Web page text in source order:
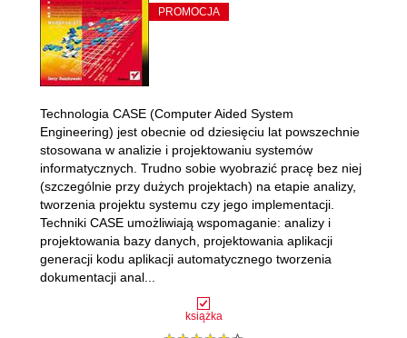
PROMOCJA
książka
Technologia CASE (Computer Aided System
Engineering) jest obecnie od dziesięciu lat powszechnie
stosowana w analizie i projektowaniu systemów
informatycznych. Trudno sobie wyobrazić pracę bez niej
(szczególnie przy dużych projektach) na etapie analizy,
tworzenia projektu systemu czy jego implementacji.
Techniki CASE umożliwiają wspomaganie: analizy i
projektowania bazy danych, projektowania aplikacji
generacji kodu aplikacji automatycznego tworzenia
dokumentacji anal...